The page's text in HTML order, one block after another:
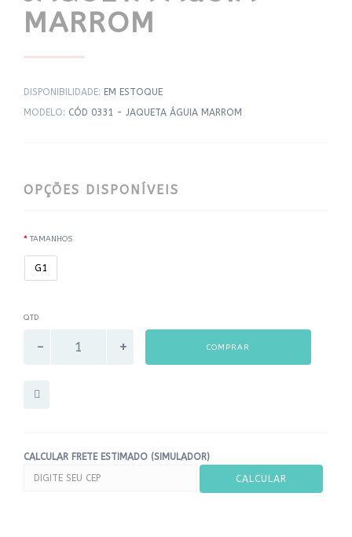
MARROM
DISPONIBILIDADE: EM ESTOQUE
MODELO: CÓD 0331 - JAQUETA ÁGUIA MARROM
OPÇÕES DISPONÍVEIS
TAMANHOS
G1
QTD
COMPRAR
CALCULAR FRETE ESTIMADO (SIMULADOR)